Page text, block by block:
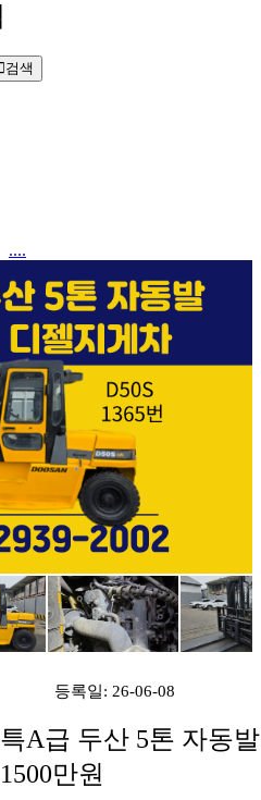
검색
....
등록일: 26-06-08
A급 두산 5톤 자동발
만원